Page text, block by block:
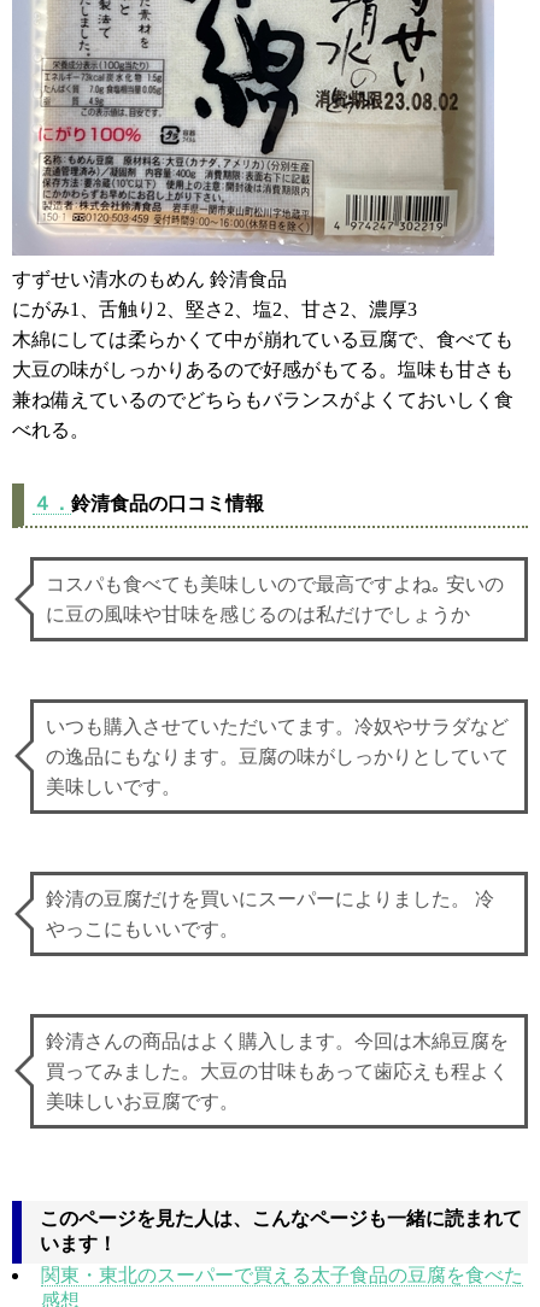
すずせい清水のもめん 鈴清食品
にがみ1、舌触り2、堅さ2、塩2、甘さ2、濃厚3
木綿にしては柔らかくて中が崩れている豆腐で、食べても
大豆の味がしっかりあるので好感がもてる。塩味も甘さも
兼ね備えているのでどちらもバランスがよくておいしく食
べれる。
４． 鈴清食品の口コミ情報
コスパも食べても美味しいので最高ですよね｡ 安いの
に豆の風味や甘味を感じるのは私だけでしょうか
いつも購入させていただいてます。冷奴やサラダなど
の逸品にもなります。豆腐の味がしっかりとしていて
美味しいです。
鈴清の豆腐だけを買いにスーパーによりました。 冷
やっこにもいいです。
鈴清さんの商品はよく購入します。今回は木綿豆腐を
買ってみました。大豆の甘味もあって歯応えも程よく
美味しいお豆腐です。
このページを見た人は、こんなページも一緒に読まれて
います！
関東・東北のスーパーで買える太子食品の豆腐を食べた
感想